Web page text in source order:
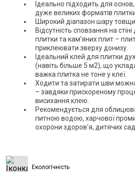
Ідеально підходить для
дуже великих форматів
Широкий діапазон шару
Відсутність сповзання на
плитки та кам'яних плит –
приклеювати зверху донизу.
Ідеальний клей для плитки
(навіть більше 5 м2), що
важка плитка не тоне у клеї.
Ходити та затирати шви
– завдяки прискореному
висихання клею.
Рекомендується для
питною водою, харчової
охорони здоров'я, дитячих
Екологічність